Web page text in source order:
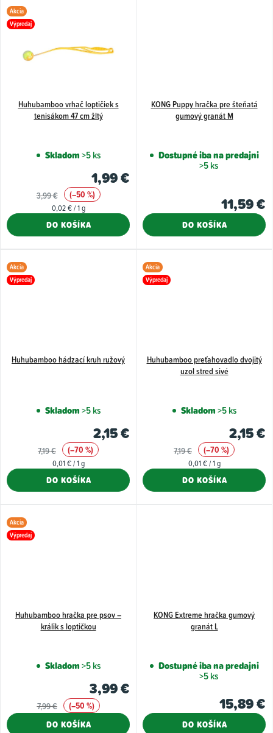
Akcia
Výpredaj
Huhubamboo vrhač loptičiek s
tenisákom 47 cm žltý
Skladom>5 ks
1,99 €
3,99 € (–50 %)
Jednotková
0,02 € / 1 g
DO KOŠÍKA
KONG Puppy hračka pre šteňatá
gumový granát M
Dostupné iba na predajni
>5 ks
11,59 €
DO KOŠÍKA
Akcia
Výpredaj
Huhubamboo hádzací kruh ružový
Skladom>5 ks
2,15 €
7,19 € (–70 %)
Jednotková
0,01 € / 1 g
DO KOŠÍKA
Akcia
Výpredaj
Huhubamboo preťahovadlo dvojitý
uzol stred sivé
Skladom>5 ks
2,15 €
7,19 € (–70 %)
Jednotková
0,01 € / 1 g
DO KOŠÍKA
Akcia
Výpredaj
Huhubamboo hračka pre psov –
králik s loptičkou
Skladom>5 ks
3,99 €
7,99 €
(–50 %)
DO KOŠÍKA
KONG Extreme hračka gumový
granát L
Dostupné iba na predajni
>5 ks
15,89 €
DO KOŠÍKA